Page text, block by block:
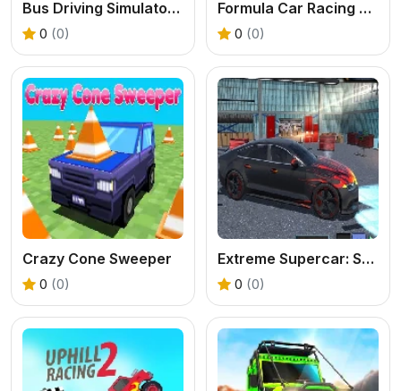
Bus Driving Simulator 2024
0 (0)
Formula Car Racing Games
0 (0)
Crazy Cone Sweeper
0 (0)
Extreme Supercar: Stunt Drive
0 (0)